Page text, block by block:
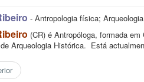
- Antropologia física;
(CR) é Antropóloga, formada
Arqueologia Histórica. Está